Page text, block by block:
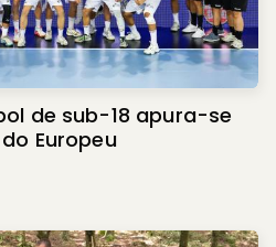
de sub-18 apura-se
Europeu